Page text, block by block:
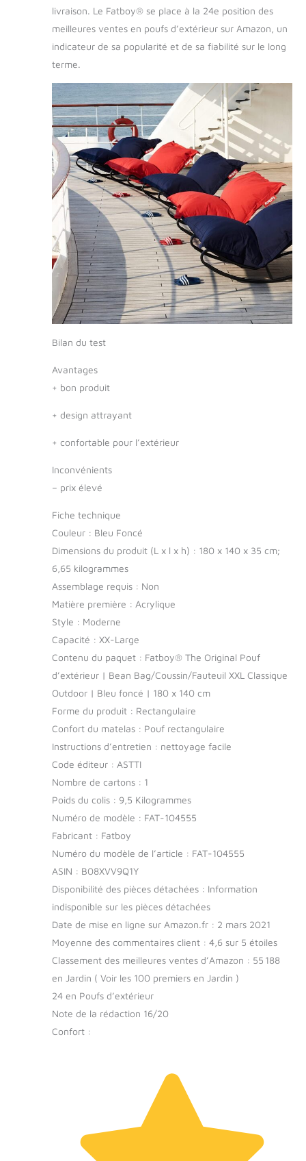
livraison. Le Fatboy® se place à la 24e position des
meilleures ventes en poufs d’extérieur sur Amazon, un
indicateur de sa popularité et de sa fiabilité sur le long
terme.
Bilan du test
Avantages
+ bon produit
+ design attrayant
+ confortable pour l’extérieur
Inconvénients
– prix élevé
Fiche technique
Couleur : Bleu Foncé
Dimensions du produit (L x l x h) : 180 x 140 x 35 cm;
6,65 kilogrammes
Assemblage requis : Non
Matière première : Acrylique
Style : Moderne
Capacité : XX-Large
Contenu du paquet : Fatboy® The Original Pouf
d’extérieur | Bean Bag/Coussin/Fauteuil XXL Classique
Outdoor | Bleu foncé | 180 x 140 cm
Forme du produit : Rectangulaire
Confort du matelas : Pouf rectangulaire
Instructions d’entretien : nettoyage facile
Code éditeur : ASTTI
Nombre de cartons : 1
Poids du colis : 9,5 Kilogrammes
Numéro de modèle : FAT-104555
Fabricant : Fatboy
Numéro du modèle de l’article : FAT-104555
ASIN : B08XVV9Q1Y
Disponibilité des pièces détachées : Information
indisponible sur les pièces détachées
Date de mise en ligne sur Amazon.fr : 2 mars 2021
Moyenne des commentaires client : 4,6 sur 5 étoiles
Classement des meilleures ventes d’Amazon : 55 188
en Jardin ( Voir les 100 premiers en Jardin )
24 en Poufs d’extérieur
Note de la rédaction 16/20
Confort :